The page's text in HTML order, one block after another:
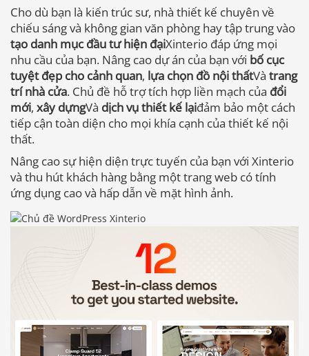
Cho dù bạn là kiến ​​trúc sư, nhà thiết kế chuyên về
chiếu sáng và không gian văn phòng hay tập trung vào
tạo danh mục đầu tư hiện đạiXinterio đáp ứng mọi
nhu cầu của bạn. Nâng cao dự án của bạn với bố cục
tuyệt đẹp cho cảnh quan, lựa chọn đồ nội thấtVà trang
trí nhà cửa. Chủ đề hỗ trợ tích hợp liền mạch của đổi
mới, xây dựngVà dịch vụ thiết kế lạiđảm bảo một cách
tiếp cận toàn diện cho mọi khía cạnh của thiết kế nội
thất.
Nâng cao sự hiện diện trực tuyến của bạn với Xinterio
và thu hút khách hàng bằng một trang web có tính
ứng dụng cao và hấp dẫn về mặt hình ảnh.